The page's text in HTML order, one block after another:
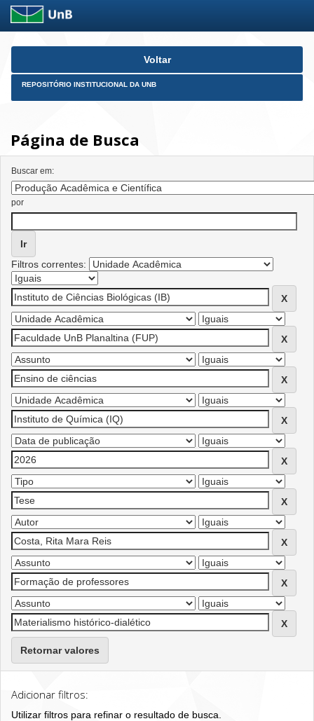
Skip
Voltar
REPOSITÓRIO INSTITUCIONAL DA UNB
Página de Busca
Buscar em:
por
Filtros correntes:
Retornar valores
Adicionar filtros:
Utilizar filtros para refinar o resultado de busca.